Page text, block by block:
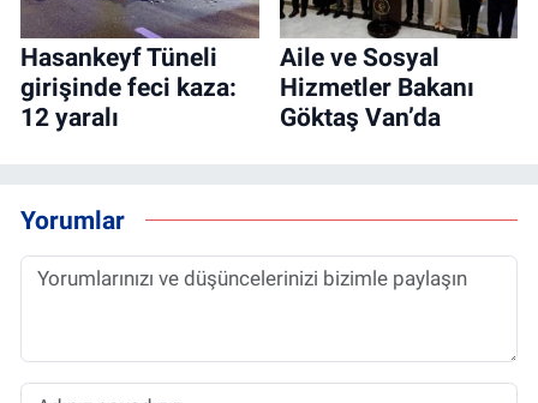
Hasankeyf Tüneli
girişinde feci kaza:
12 yaralı
Aile ve Sosyal
Hizmetler Bakanı
Göktaş Van’da
Yorumlar